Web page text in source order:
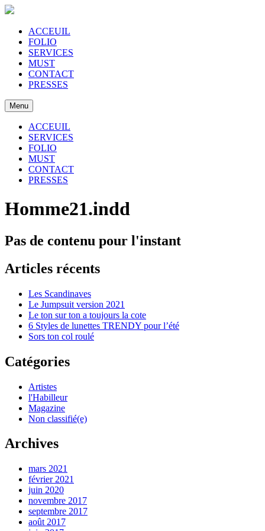
ACCEUIL
FOLIO
SERVICES
MUST
CONTACT
PRESSES
Menu
ACCEUIL
SERVICES
FOLIO
MUST
CONTACT
PRESSES
Homme21.indd
Pas de contenu pour l'instant
Articles récents
Les Scandinaves
Le Jumpsuit version 2021
Le ton sur ton a toujours la cote
6 Styles de lunettes TRENDY pour l’été
Sors ton col roulé
Catégories
Artistes
l'Habilleur
Magazine
Non classifié(e)
Archives
mars 2021
février 2021
juin 2020
novembre 2017
septembre 2017
août 2017